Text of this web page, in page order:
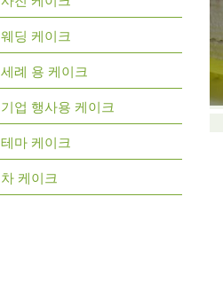
웨딩 케이크
세례 용 케이크
기업 행사용 케이크
테마 케이크
차 케이크